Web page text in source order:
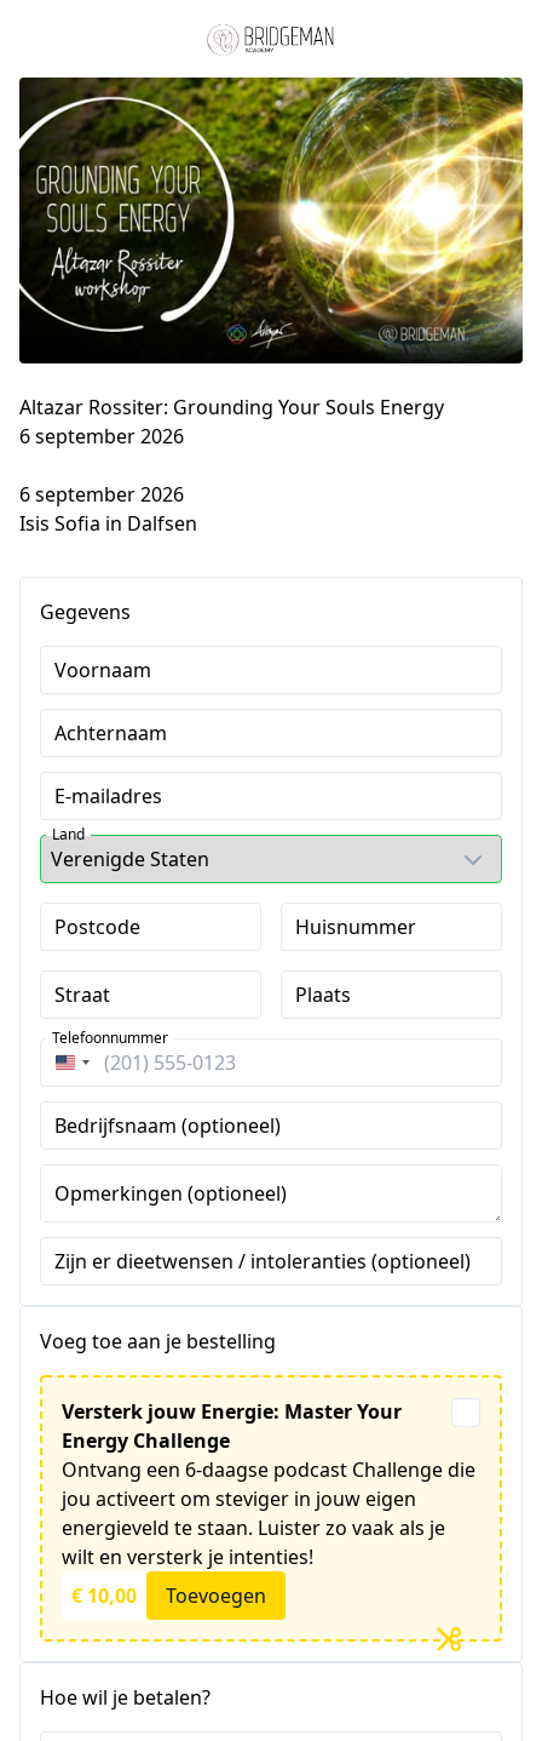
Altazar Rossiter: Grounding Your Souls Energy
6 september 2026
6 september 2026
Isis Sofia in Dalfsen
Gegevens
Voornaam
Achternaam
E-mailadres
Land
Postcode Huisnummer
Straat Plaats
Verenigde
Staten
+1
Telefoonnummer
Bedrijfsnaam (optioneel)
Opmerkingen (optioneel)
Zijn er dieetwensen / intoleranties (optioneel)
Voeg toe aan je bestelling
Versterk jouw Energie: Master Your
Energy Challenge
Ontvang een 6-daagse podcast Challenge die
jou activeert om steviger in jouw eigen
energieveld te staan. Luister zo vaak als je
wilt en versterk je intenties!
€ 10,00
Toevoegen
Hoe wil je betalen?